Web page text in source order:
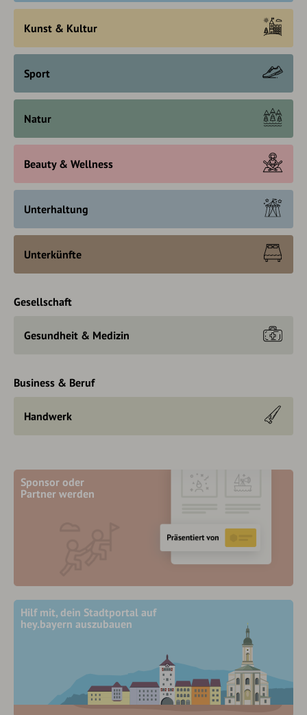
Kunst & Kultur
Sport
Natur
Beauty & Wellness
Unterhaltung
Unterkünfte
Gesellschaft
Gesundheit & Medizin
Business & Beruf
Handwerk
Sponsor oder
Partner werden
Hilf mit, dein Stadtportal auf
hey.bayern auszubauen